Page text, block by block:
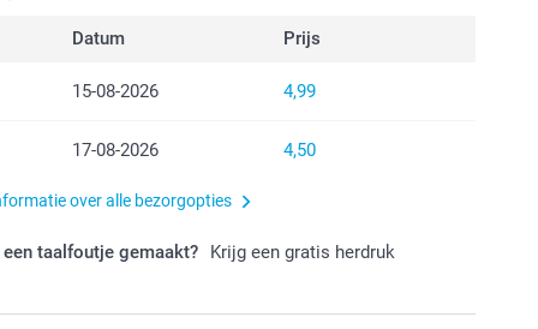
Datum Prijs
15-08-2026 4,99
17-08-2026 4,50
over alle bezorgopties
een taalfoutje gemaakt? Krijg een gratis herdruk